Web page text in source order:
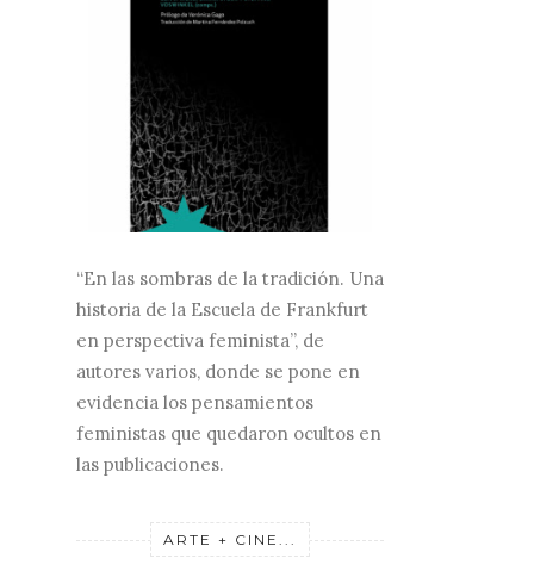
“En las sombras de la tradición. Una
historia de la Escuela de Frankfurt
en perspectiva feminista”, de
autores varios, donde se pone en
evidencia los pensamientos
feministas que quedaron ocultos en
las publicaciones.
ARTE + CINE...